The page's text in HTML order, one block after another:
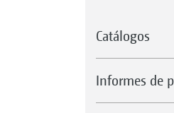
Catálogos
Informes de